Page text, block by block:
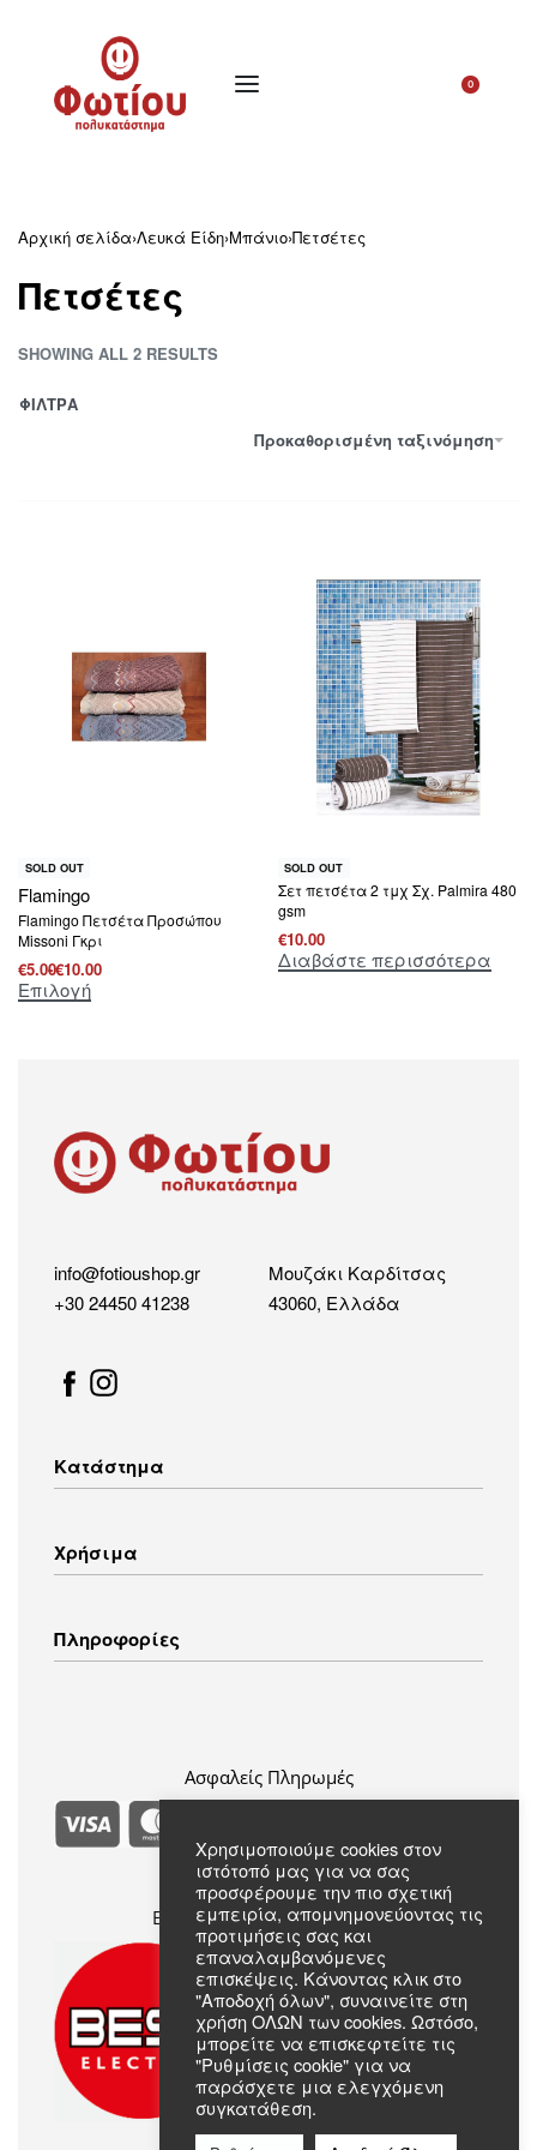
0
Αρχική σελίδα›Λευκά Είδη›Μπάνιο›Πετσέτες
Πετσέτες
SHOWING ALL 2 RESULTS
Προκαθορισμένη ταξινόμηση
ΦΙΛΤΡΑ
SOLD OUT
Flamingo
Flamingo Πετσέτα Προσώπου
Missoni Γκρι
€5.00€10.00
Επιλογή
SOLD OUT
Σετ πετσέτα 2 τμχ Σχ. Palmira 480
gsm
€10.00
Διαβάστε περισσότερα
info@fotioushop.gr
+30 24450 41238
Μουζάκι Καρδίτσας
43060, Ελλάδα
Κατάστημα
Οικιακός Εξοπλισμός
Ενδύματα
Χρήσιμα
Τρόποι Πληρωμής
Πληροφορίες
Ασφαλείς Πληρωμές
Επίσημο Μέλος Best Electric
Χρησιμοποιούμε cookies στον
ιστότοπό μας για να σας
προσφέρουμε την πιο σχετική
εμπειρία, απομνημονεύοντας τις
προτιμήσεις σας και
επαναλαμβανόμενες
επισκέψεις. Κάνοντας κλικ στο
"Αποδοχή όλων", συναινείτε στη
χρήση ΟΛΩΝ των cookies. Ωστόσο,
μπορείτε να επισκεφτείτε τις
"Ρυθμίσεις cookie" για να
παράσχετε μια ελεγχόμενη
συγκατάθεση.